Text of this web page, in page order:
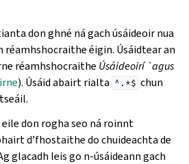
don ghné ná gach úsáideoir nua
réamhshocraithe éigin. Úsáidtear an
réamhshocraithe Úsáideoirí `agus
). Úsáid abairt rialta ^.*$ chun
eile don rogha seo ná roinnt
d’fhostaithe do chuideachta de
glacadh leis go n-úsáideann gach